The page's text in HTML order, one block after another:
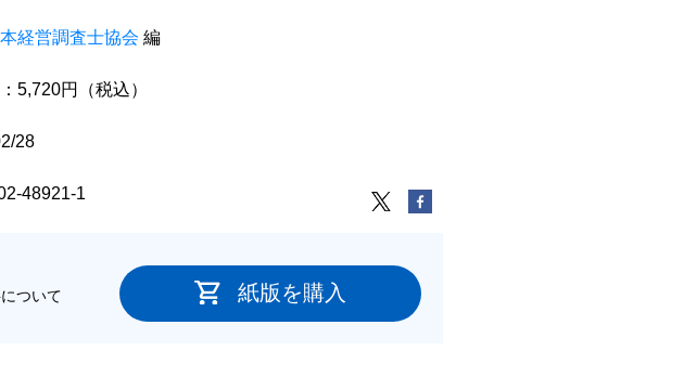
経営調査士協会 編
5,720円（税込）
28
48921-1
紙版を購入
ついて